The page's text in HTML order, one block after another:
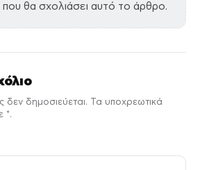
που θα σχολιάσει αυτό το άρθρο.
δεν δημοσιεύεται. Τα υποχρεωτικά
*.